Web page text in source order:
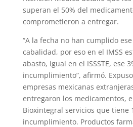
superan el 50% del
comprometieron a entregar.
“A la fecha no han cumplido
cabalidad, por eso en el IMSS
abasto, igual en el ISSSTE, ese
incumplimiento”, afirmó.
empresas mexicanas
entregaron los medicamentos,
Bioxintegral servicios que tiene
incumplimiento. Productos